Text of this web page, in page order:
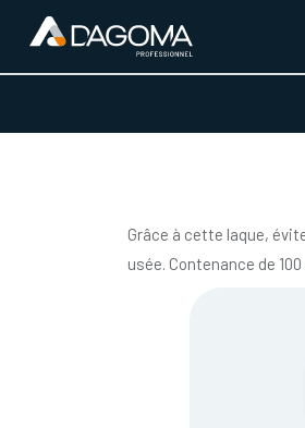
Grâce à cette laque,
usée. Contenance de 100